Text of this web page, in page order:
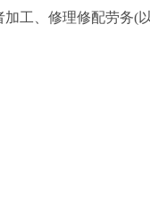
工、修理修配劳务(